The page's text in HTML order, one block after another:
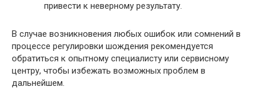
привести к неверному результату.
В случае возникновения любых ошибок или сомнений в
процессе регулировки шождения рекомендуется
обратиться к опытному специалисту или сервисному
центру, чтобы избежать возможных проблем в
дальнейшем.